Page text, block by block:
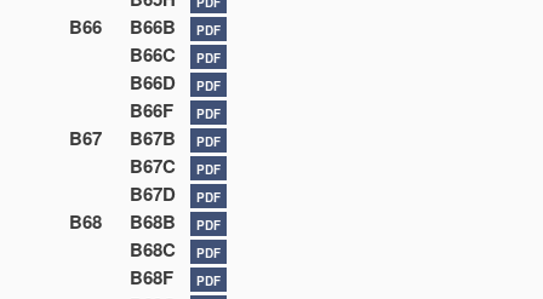
B66 B66B PDF
B66C PDF
B66D PDF
B66F PDF
B67 B67B PDF
B67C PDF
B67D PDF
B68 B68B PDF
B68C PDF
B68F PDF